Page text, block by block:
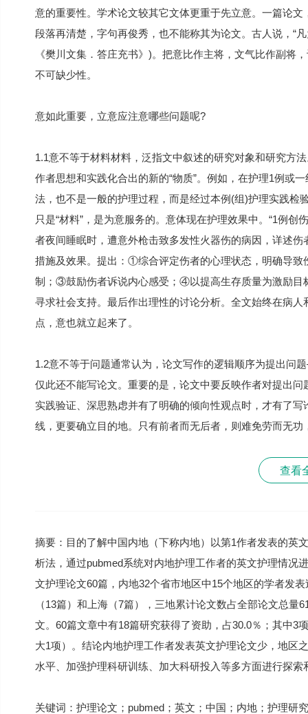
意的重要性。学术论文较其它文体更重于先立意。一篇论
段落再清楚，字句再俊秀，也不能称其为论文。古人说，“
《樊川文集．答庄充书》)。把意比作主将，文气比作副将
不可缺少性。
意如此重要，立意应注意哪些问题呢?
1.1意不等于材料材料，泛指文中叙述的研究对象和研究方
作者思想和实践化合出的新的“物质”。例如，在护理1例或
法，也不是一般的护理过程，而是经过本例(组)护理实践
只是“材料”，是为意服务的。意体现在护理效果中。“1例
者夜间睡眠时，遭意外枪击致多发性火器伤的病因，详述
措施及效果。提出：①综合评定伤者的心理状态，明确导
制；③鼓励伤者诉说内心感受；④以提高生存质量为激励
寻求社会支持。最后作出理性的讨论分析。全文始终在病
点，意也就立起来了。
1.2意不等于问题通常认为，论文写作的逻辑顺序为提出
仅此还不能写论文。重要的是，论文中要反映作者对提出
实践验证、深思熟虑并有了明确的倾向性观点时，才有了
线，更要确立目的地。只有前者而无后者，则难免劳而无功
查看
摘要：目的了解中国内地（下称内地）以第1作者发表的英
析法，通过pubmed系统对内地护理工作者的英文护理情况
文护理论文60篇，内地32个省市地区中15个地区的学者发
（13篇）和上海（7篇），三地累计论文数占全部论文总
文。60篇文章中有18篇研究获得了资助，占30.0％；其中3
大1项）。结论内地护理工作者发表英文护理论文少，地区
水平、加强护理科研训练、加大科研投入等多方面进行探
关键词：护理论文；pubmed；英文；中国；内地；护理研究